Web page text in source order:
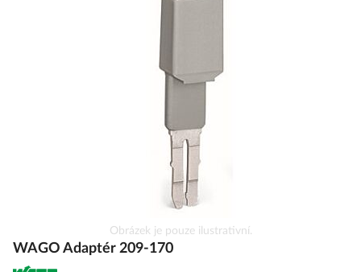
na
Obrázek je pouze ilustrativní.
WAGO Adaptér 209-170